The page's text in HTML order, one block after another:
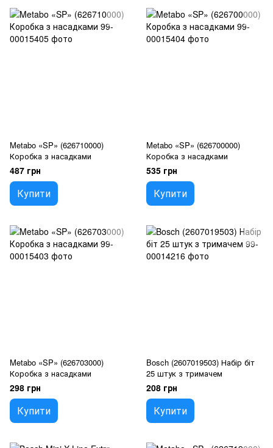
Metabo «SP» (626710000)
Коробка з насадками
487 грн
Купити
Metabo «SP» (626700000)
Коробка з насадками
535 грн
Купити
Metabo «SP» (626703000)
Коробка з насадками
298 грн
Купити
Bosch (2607019503) Набір біт
25 штук з тримачем
208 грн
Купити